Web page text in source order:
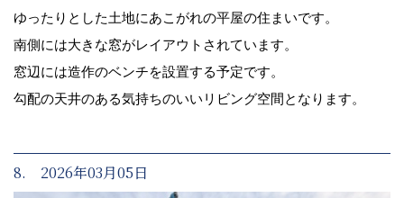
ゆったりとした土地にあこがれの平屋の住まいです。
南側には大きな窓がレイアウトされています。
窓辺には造作のベンチを設置する予定です。
勾配の天井のある気持ちのいいリビング空間となります。
8. 2026年03月05日